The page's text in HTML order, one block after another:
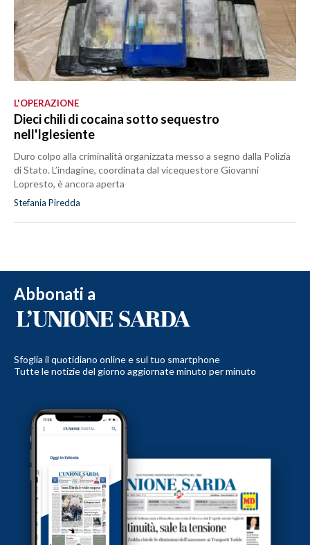
L'OPERAZIONE
Dieci chili di cocaina sotto sequestro
nell'Iglesiente
Duro colpo alla criminalità organizzata messo a segno dalla Polizia
di Stato. L’indagine, coordinata dal vicequestore Giovanni
Lopresto, è ancora aperta
Stefania Piredda
Abbonati a
Sfoglia il quotidiano online e sul tuo smartphone
Tutte le notizie del giorno aggiornate minuto per minuto